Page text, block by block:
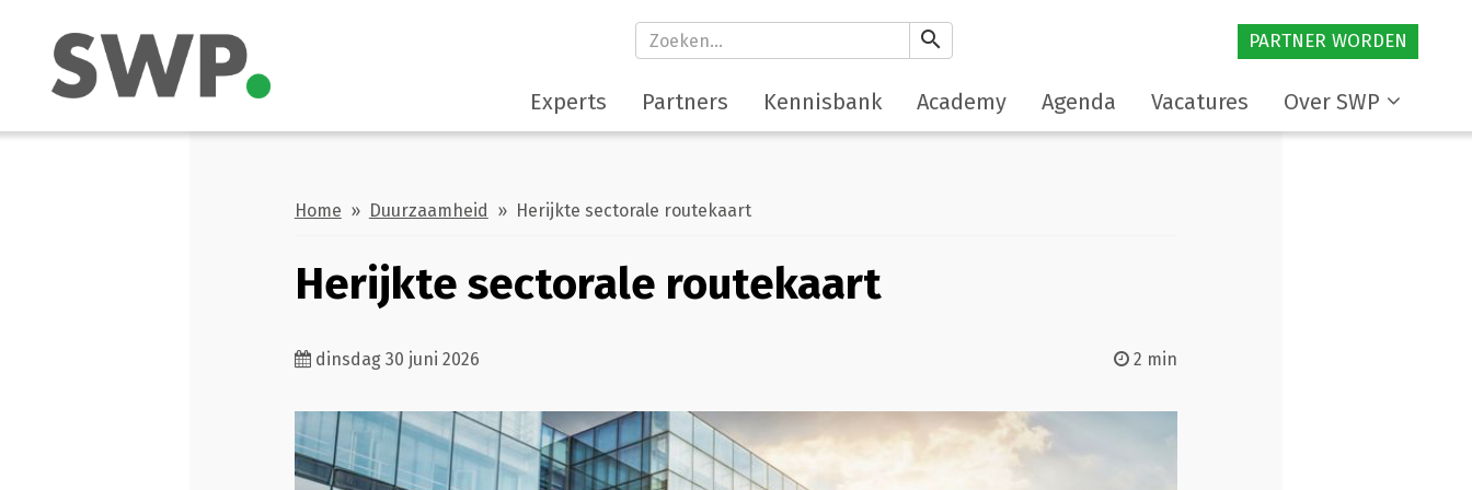
search PARTNER WORDEN
Experts Partners Kennisbank Academy Agenda Vacatures Over SWP
Home » Duurzaamheid » Herijkte sectorale routekaart
Herijkte sectorale routekaart
dinsdag 30 juni 2026 2 min